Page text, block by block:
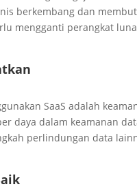
berkembang dan
mengganti perangkat
SaaS adalah
daya dalam keamanan
perlindungan data